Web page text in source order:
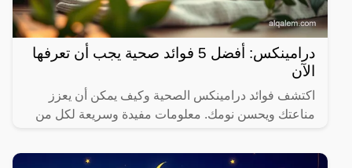
درامينكس: أفضل 5 فوائد صحية يجب أن تعرفها
الآن
اكتشف فوائد درامينكس الصحية وكيف يمكن أن يعزز
مناعتك ويحسن نومك. معلومات مفيدة وسريعة لكل من